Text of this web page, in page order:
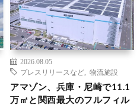
2026.08.05
プレスリリースなど
物流施設
アマゾン、兵庫・尼崎で11.1
万㎡と関西最大のフルフィル